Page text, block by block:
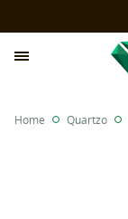
Home Quartzo